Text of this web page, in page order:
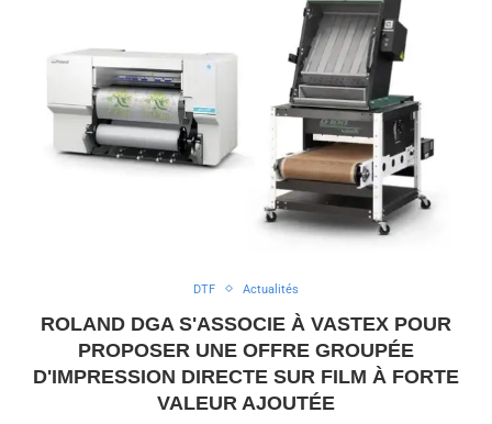
DTF Actualités
ROLAND DGA S'ASSOCIE À VASTEX POUR
PROPOSER UNE OFFRE GROUPÉE
D'IMPRESSION DIRECTE SUR FILM À FORTE
VALEUR AJOUTÉE